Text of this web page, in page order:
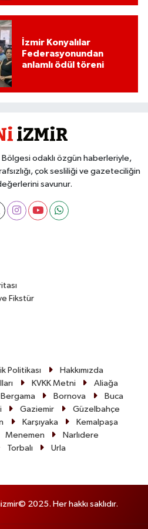
İzmir Konyalılar
Federasyonundan
anlamlı ödül töreni
Bölgesi odaklı özgün haberleriyle,
çok sesliliği ve gazeteciliğin
savunur.
Fikstür
Politikası
Hakkımızda
KVKK Metni
Aliağa
Bergama Bornova
Buca
Gaziemir
Güzelbahçe
Karşıyaka
Kemalpaşa
Menemen
Narlıdere
Torbalı Urla
2025. Her hakkı saklıdır.